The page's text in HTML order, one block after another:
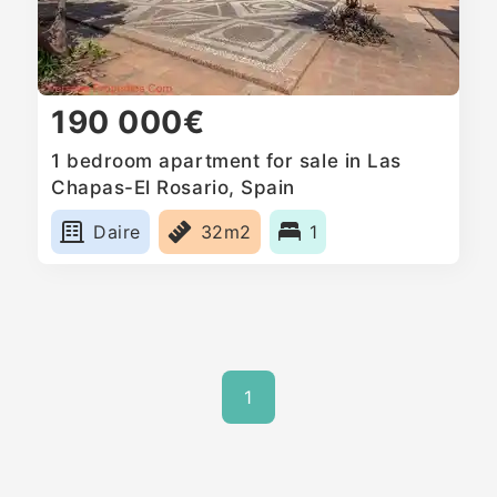
190 000€
1 bedroom apartment for sale in Las
Chapas-El Rosario, Spain
Daire
32m2 1
1